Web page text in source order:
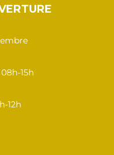
15h
12h